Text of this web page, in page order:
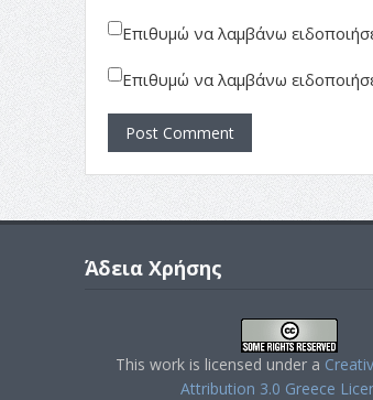
Επιθυμώ να λαμβάνω
Επιθυμώ να λαμβάνω
Άδεια Χρήσης
This work is licensed under a
Attribution 3.0 Greece